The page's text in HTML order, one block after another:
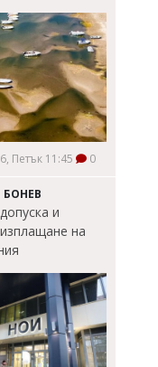
Петък 11:45 0
БОНЕВ
и
на